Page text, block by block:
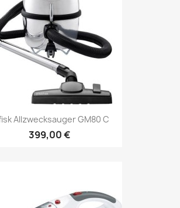
Allzwecksauger GM80 C
399,00 €